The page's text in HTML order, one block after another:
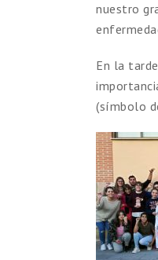
nuestro
En la
(símbolo